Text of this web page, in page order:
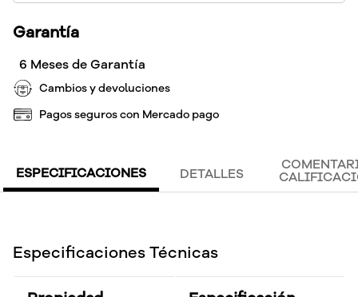
Garantía
6 Meses de Garantía
Cambios y devoluciones
Pagos seguros con Mercado pago
ESPECIFICACIONES DETALLES
Especificaciones Técnicas